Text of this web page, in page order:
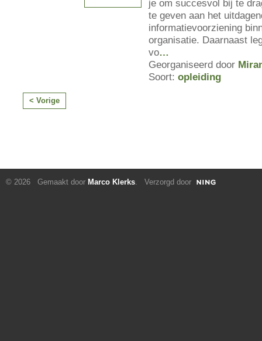
je om succesvol bij te
te geven aan het
informatie­voorziening
organisatie. Daarnaast
vo…
Georganiseerd door
Soort: opleiding
< Vorige
© 2026 Gemaakt door Marco Klerks . Verzorgd door